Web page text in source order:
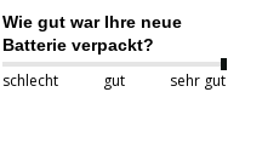
Wie gut war Ihre neue
Batterie verpackt?
schlecht gut sehr gut